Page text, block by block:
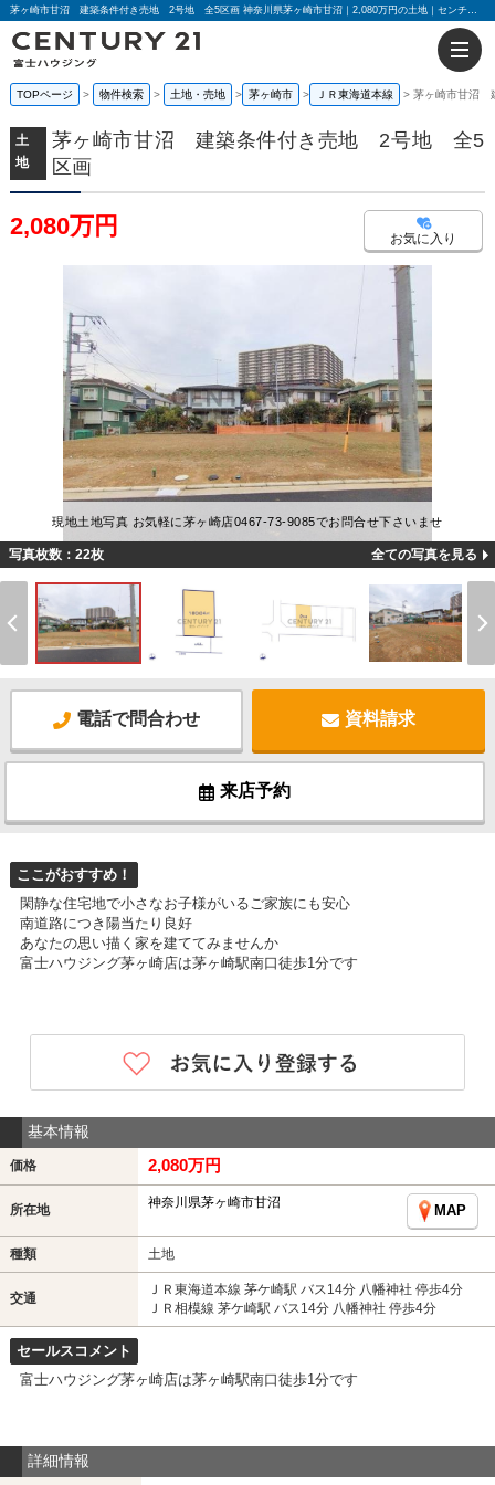
茅ヶ崎市甘沼 建築条件付き売地 2号地 全5区画 神奈川県茅ヶ崎市甘沼｜2,080万円の土地｜センチュリー21富士ハウジング
TOPページ 物件検索 土地・売地 茅ヶ崎市 ＪＲ東海道本線 茅ヶ崎市甘沼
土
地
茅ヶ崎市甘沼 建築条件付き売地 2号地 全5
区画
2,080万円 お気に入り
現地土地写真 お気軽に茅ヶ崎店0467-73-9085でお問合せ下さいませ
写真枚数：22枚 全ての写真を見る
電話で問合わせ 資料請求
来店予約
ここがおすすめ！
閑静な住宅地で小さなお子様がいるご家族にも安心
南道路につき陽当たり良好
あなたの思い描く家を建ててみませんか
富士ハウジング茅ヶ崎店は茅ヶ崎駅南口徒歩1分です
基本情報
価格 2,080万円
所在地 神奈川県茅ヶ崎市甘沼
MAP
種類 土地
交通
ＪＲ東海道本線 茅ケ崎駅 バス14分 八幡神社 停歩4分
ＪＲ相模線 茅ケ崎駅 バス14分 八幡神社 停歩4分
セールスコメント
富士ハウジング茅ヶ崎店は茅ヶ崎駅南口徒歩1分です
詳細情報